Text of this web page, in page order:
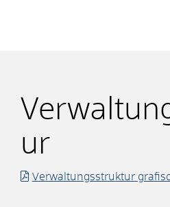
ur
Verwaltungsstruktur